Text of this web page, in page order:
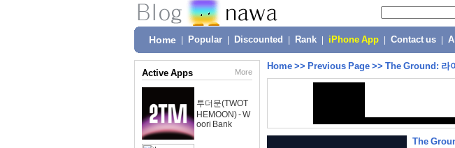
Home Popular Discounted Rank iPhone App Contact us
Active Apps More
투더문(TWOT
HEMOON) - W
oori Bank
Home >> Previous Page >> The Ground: 라
The